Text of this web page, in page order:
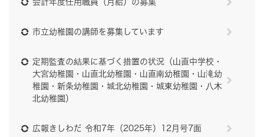
会計年度任用職員（月給）の募集
市立幼稚園の講師を募集しています
定期監査の結果に基づく措置の状況（山直中学校・
大宮幼稚園・山直北幼稚園・山直南幼稚園・山滝幼
稚園・新条幼稚園・城北幼稚園・城東幼稚園・八木
北幼稚園）
広報きしわだ 令和7年（2025年）12月号7面